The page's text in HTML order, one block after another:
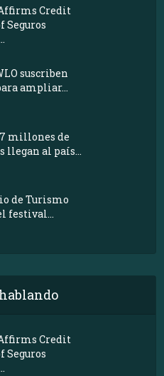
Credit
Seguros
suscriben
ampliar...
millones de
llegan al país...
de Turismo
festival...
Credit
Seguros